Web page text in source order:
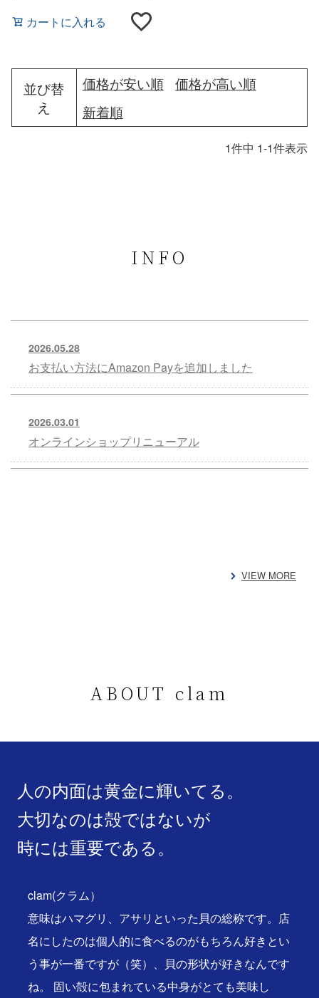
カートに入れる
並び替
え
価格が安い順
価格が高い順
新着順
1件中 1-1件表示
INFO
2026.05.28
お支払い方法にAmazon Payを追加しました
2026.03.01
オンラインショップリニューアル
VIEW MORE
ABOUT clam
人の内面は黄金に輝いてる。
大切なのは殻ではないが
時には重要である。
clam(クラム）
意味はハマグリ、アサリといった貝の総称です。店
名にしたのは個人的に食べるのがもちろん好きとい
う事が一番ですが（笑）、貝の形状が好きなんです
ね。 固い殻に包まれている中身がとても美味し